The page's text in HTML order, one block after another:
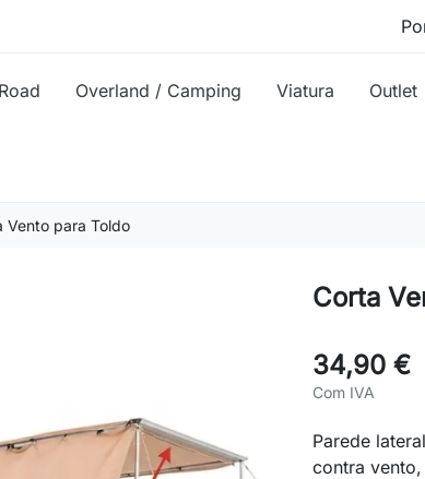
Overland / Camping Viatura Outlet
Vento para Toldo
Corta
34,90 €
Com IVA
Parede
contra